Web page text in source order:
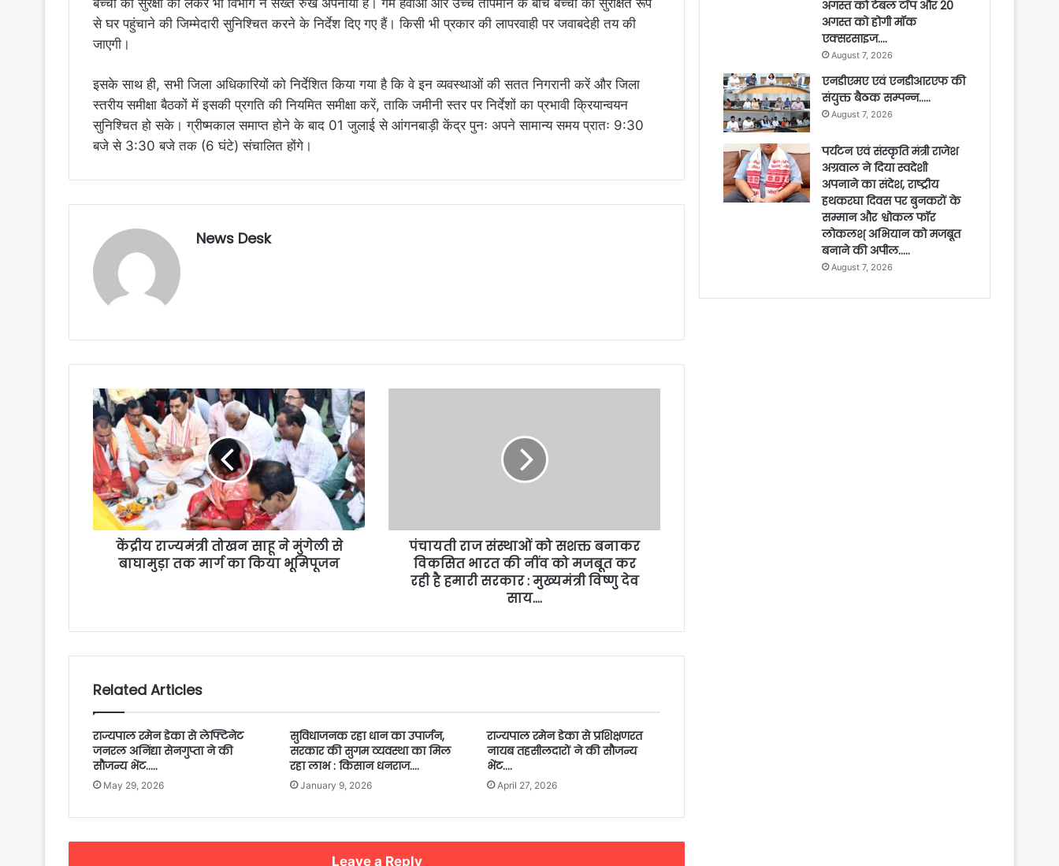
बच्चों की सुरक्षा को लेकर भी विभाग ने सख्त रुख अपनाया है। गर्म हवाओं और उच्च तापमान के बीच बच्चों को सुरक्षित रूप
से घर पहुंचाने की जिम्मेदारी सुनिश्चित करने के निर्देश दिए गए हैं। किसी भी प्रकार की लापरवाही पर जवाबदेही तय की
जाएगी।
इसके साथ ही, सभी जिला अधिकारियों को निर्देशित किया गया है कि वे इन व्यवस्थाओं की सतत निगरानी करें और जिला
स्तरीय समीक्षा बैठकों में इसकी प्रगति की नियमित समीक्षा करें, ताकि जमीनी स्तर पर निर्देशों का प्रभावी क्रियान्वयन
सुनिश्चित हो सके। ग्रीष्मकाल समाप्त होने के बाद 01 जुलाई से आंगनबाड़ी केंद्र पुनः अपने सामान्य समय प्रातः 9:30
बजे से 3:30 बजे तक (6 घंटे) संचालित होंगे।
News Desk
केंद्रीय राज्यमंत्री तोखन साहू ने मुंगेली से
बाघामुड़ा तक मार्ग का किया भूमिपूजन
पंचायती राज संस्थाओं को सशक्त बनाकर
विकसित भारत की नींव को मजबूत कर
रही है हमारी सरकार : मुख्यमंत्री विष्णु देव
साय….
Related Articles
राज्यपाल रमेन डेका से लेफ्टिनेट
जनरल अनिंद्या सेनगुप्ता ने की
सौजन्य भेंट…..
May 29, 2026
सुविधाजनक रहा धान का उपार्जन,
सरकार की सुगम व्यवस्था का मिल
रहा लाभ : किसान धनराज….
January 9, 2026
राज्यपाल रमेन डेका से प्रशिक्षणरत
नायब तहसीलदारों ने की सौजन्य
भेंट….
April 27, 2026
Leave a Reply
अगस्त को टेबल टॉप और 20
अगस्त को होगी मॉक
एक्सरसाइज….
August 7, 2026
एनडीएमए एवं एनडीआरएफ की
संयुक्त बैठक सम्पन्न…..
August 7, 2026
पर्यटन एवं संस्कृति मंत्री राजेश
अग्रवाल ने दिया स्वदेशी
अपनाने का संदेश, राष्ट्रीय
हथकरघा दिवस पर बुनकरों के
सम्मान और श्वोकल फॉर
लोकलश् अभियान को मजबूत
बनाने की अपील…..
August 7, 2026